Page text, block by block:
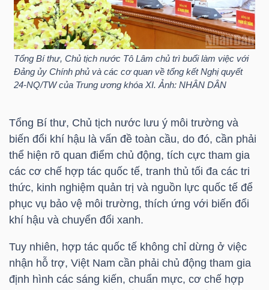
Tổng Bí thư, Chủ tịch nước Tô Lâm chủ trì buổi làm việc với
Đảng ủy Chính phủ và các cơ quan về tổng kết Nghị quyết
24-NQ/TW của Trung ương khóa XI. Ảnh: NHÂN DÂN
Tổng Bí thư, Chủ tịch nước lưu ý môi trường và
biến đổi khí hậu là vấn đề toàn cầu, do đó, cần phải
thể hiện rõ quan điểm chủ động, tích cực tham gia
các cơ chế hợp tác quốc tế, tranh thủ tối đa các tri
thức, kinh nghiệm quản trị và nguồn lực quốc tế để
phục vụ bảo vệ môi trường, thích ứng với biến đổi
khí hậu và chuyển đổi xanh.
Tuy nhiên, hợp tác quốc tế không chỉ dừng ở việc
nhận hỗ trợ, Việt Nam cần phải chủ động tham gia
định hình các sáng kiến, chuẩn mực, cơ chế hợp
SÓC
SỨC
KHỎE
CHÍNH
CÔNG
NGHỆ
TIN